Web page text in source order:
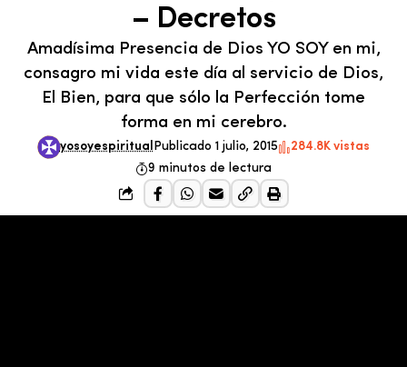
– Decretos
Amadísima Presencia de Dios YO SOY en mi,
consagro mi vida este día al servicio de Dios,
El Bien, para que sólo la Perfección tome
forma en mi cerebro.
yosoyespiritual Publicado 1 julio, 2015
284.8K vistas
9 minutos de lectura